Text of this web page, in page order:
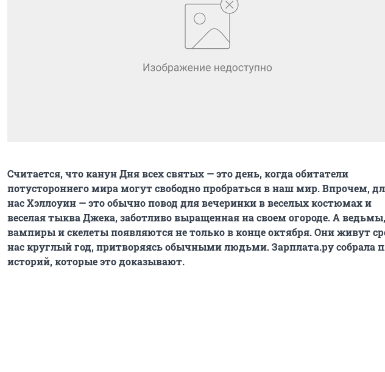
Считается, что канун Дня всех святых — это день, когда обитатели
потустороннего мира могут свободно пробраться в наш мир. Впрочем,
нас Хэллоуин — это обычно повод для вечеринки в веселых костюмах и
веселая тыква Джека, заботливо выращенная на своем огороде. А ведьмы,
вампиры и скелеты появляются не только в конце октября. Они живут
нас круглый год, притворяясь обычными людьми. Зарплата.ру собрала
историй, которые это доказывают.